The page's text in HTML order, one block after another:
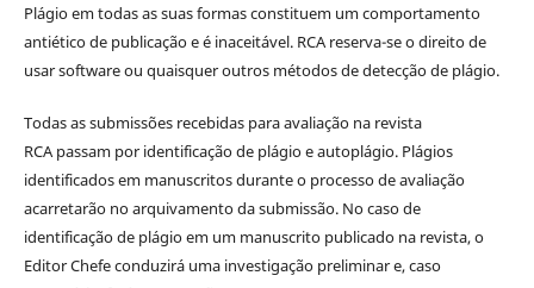
Plágio em todas as suas formas constituem um comportamento
antiético de publicação e é inaceitável. RCA reserva-se o direito de
usar software ou quaisquer outros métodos de detecção de plágio.
Todas as submissões recebidas para avaliação na revista
RCA passam por identificação de plágio e autoplágio. Plágios
identificados em manuscritos durante o processo de avaliação
acarretarão no arquivamento da submissão. No caso de
identificação de plágio em um manuscrito publicado na revista, o
Editor Chefe conduzirá uma investigação preliminar e, caso